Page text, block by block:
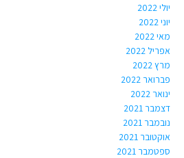
יולי 2022
יוני 2022
מאי 2022
אפריל 2022
מרץ 2022
פברואר 2022
ינואר 2022
דצמבר 2021
נובמבר 2021
אוקטובר 2021
ספטמבר 2021